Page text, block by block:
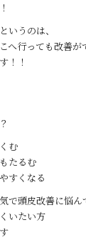
いうのは、
へ行っても改善
！！
む
たるむ
すくなる
で頭皮改善に悩ん
いたい方